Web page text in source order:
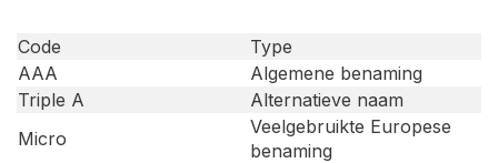
Code
Type
AAA
Algemene benaming
Triple A
Alternatieve naam
Micro
Veelgebruikte Europese
benaming